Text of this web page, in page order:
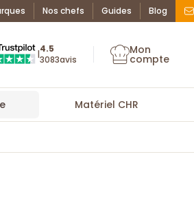
Nos chefs Guides Blog
: La Boutique des chefs
4.5
3083avis Mon compte
Mon
compte
Matériel CHR